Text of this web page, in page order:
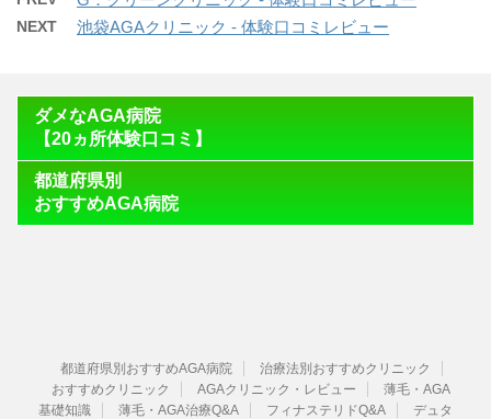
NEXT 池袋AGAクリニック - 体験口コミレビュー
ダメなAGA病院
【20ヵ所体験口コミ】
都道府県別
おすすめAGA病院
都道府県別おすすめAGA病院
治療法別おすすめクリニック
おすすめクリニック
AGAクリニック・レビュー
薄毛・AGA
基礎知識
薄毛・AGA治療Q&A フィナステリドQ&A デュタ